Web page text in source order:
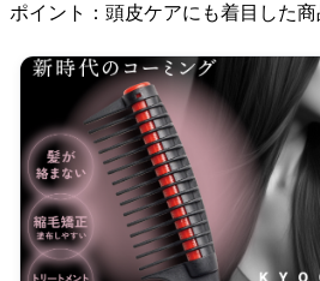
ポイント：頭皮ケアにも着目した